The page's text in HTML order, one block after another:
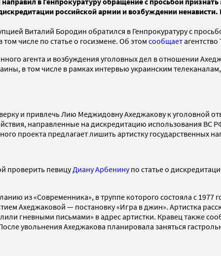
российской армии и возбуждении
Виталий Бородин обратился в Генпрокуратуру с
числе по статье о госизмене. Об этом сообщает
агента и возбуждения уголовных дел в отношении
в том числе в рамках интервью украинским
и привлечь Лию Меджидовну Ахеджакову к уголовной
направленные на дискредитацию использования
проекта предлагает лишить артистку государственных
проверить певицуДиану Арбенинупо статье о
из «Современника», в труппе которого состояла с 1977
Ахеджаковой — постановку «Игра в джин». Артистка
гневными письмами» в адрес артистки. Кравец также
увольнения Ахеджакова планировала заняться